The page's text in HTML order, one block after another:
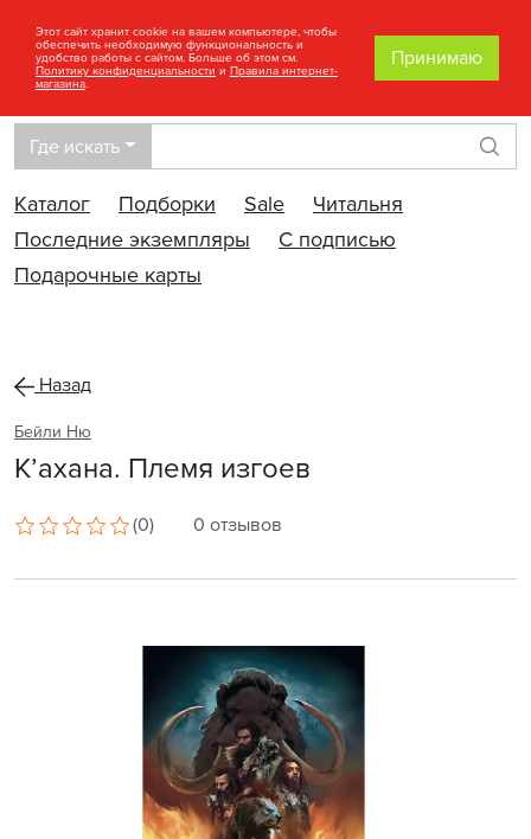
Где искать
Каталог
Подборки Sale
Читальня
Последние экземпляры
С подписью
Подарочные карты
Назад
Бейли Ню
К’ахана. Племя изгоев
(0) 0 отзывов
Этот сайт хранит cookie на вашем компьютере, чтобы
обеспечить необходимую функциональность и
удобство работы с сайтом. Больше об этом см.
Политику конфиденциальности и Правила интернет-
магазина.
Принимаю